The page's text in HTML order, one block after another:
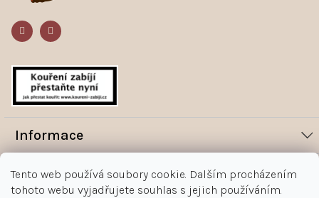
Tento web používá soubory cookie. Dalším procházením
tohoto webu vyjadřujete souhlas s jejich používáním.
Informace
Novinky
Magazín
Vše o nákupu